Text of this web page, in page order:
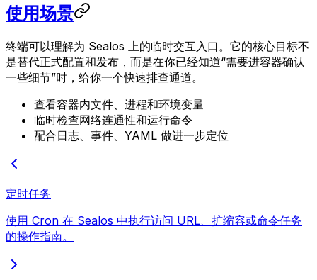
使用场景
终端可以理解为 Sealos 上的临时交互入口。它的核心目标不
是替代正式配置和发布，而是在你已经知道“需要进容器确认
一些细节”时，给你一个快速排查通道。
查看容器内文件、进程和环境变量
临时检查网络连通性和运行命令
配合日志、事件、YAML 做进一步定位
定时任务
使用 Cron 在 Sealos 中执行访问 URL、扩缩容或命令任务
的操作指南。